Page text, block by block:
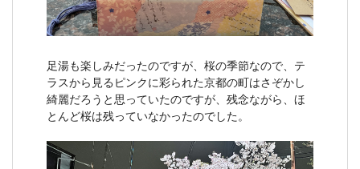
足湯も楽しみだったのですが、桜の季節なので、テ
ラスから見るピンクに彩られた京都の町はさぞかし
綺麗だろうと思っていたのですが、残念ながら、ほ
とんど桜は残っていなかったのでした。